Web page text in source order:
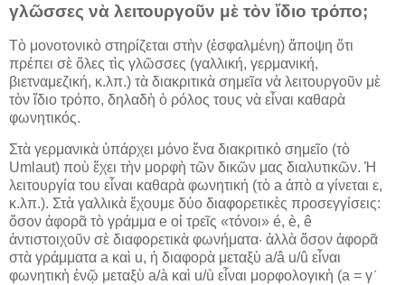
γλῶσσες νὰ λειτουργοῦν μὲ τὸν ἴδιο τρόπο;
Τὸ μονοτονικὸ στηρίζεται στὴν (ἐσφαλμένη) ἄποψη ὅτι
πρέπει σὲ ὅλες τὶς γλῶσσες (γαλλική, γερμανική,
βιετναμεζική, κ.λπ.) τὰ διακριτικὰ σημεῖα νὰ λειτουργοῦν μὲ
τὸν ἴδιο τρόπο, δηλαδὴ ὁ ρόλος τους νὰ εἶναι καθαρὰ
φωνητικός.
Στὰ γερμανικὰ ὑπάρχει μόνο ἕνα διακριτικὸ σημεῖο (τὸ
Umlaut) ποὺ ἔχει τὴν μορφὴ τῶν δικῶν μας διαλυτικῶν. Ἡ
λειτουργία του εἶναι καθαρὰ φωνητική (τὸ a ἀπὸ α γίνεται ε,
κ.λπ.). Στὰ γαλλικὰ ἔχουμε δύο διαφορετικὲς προσεγγίσεις:
ὅσον ἀφορᾶ τὸ γράμμα e οἱ τρεῖς «τόνοι» é, è, ê
ἀντιστοιχοῦν σὲ διαφορετικὰ φωνήματα· ἀλλὰ ὅσον ἀφορᾶ
στὰ γράμματα a καὶ u, ἡ διαφορὰ μεταξὺ a/â u/û εἶναι
φωνητικὴ ἐνῷ μεταξὺ a/à καὶ u/ù εἶναι μορφολογικὴ (a = γʹ